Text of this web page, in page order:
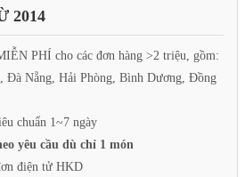
2014
PHÍ cho các đơn hàng >2 triệu, gồm:
Đà Nẵng, Hải Phòng, Bình Dương, Đồng
chuẩn 1~7 ngày
yêu cầu dù chỉ 1 món
điện tử HKD